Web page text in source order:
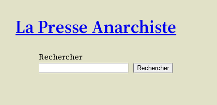
contenu
La Presse Anarchiste
Rechercher
Rechercher